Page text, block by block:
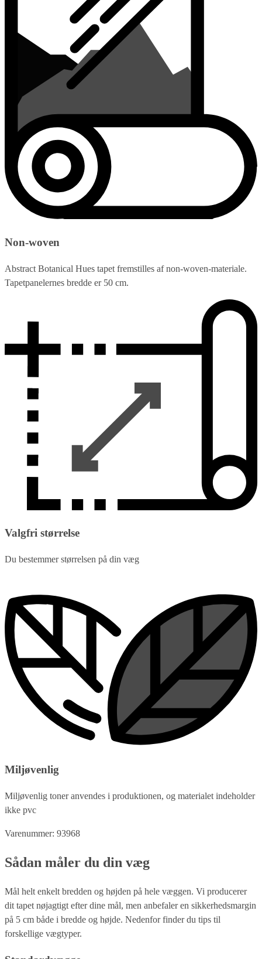
Non-woven
Abstract Botanical Hues tapet fremstilles af non-woven-materiale.
Tapetpanelernes bredde er 50 cm.
Valgfri størrelse
Du bestemmer størrelsen på din væg
Miljøvenlig
Miljøvenlig toner anvendes i produktionen, og materialet indeholder
ikke pvc
Varenummer: 93968
Sådan måler du din væg
Mål helt enkelt bredden og højden på hele væggen. Vi producerer
dit tapet nøjagtigt efter dine mål, men anbefaler en sikkerhedsmargin
på 5 cm både i bredde og højde. Nedenfor finder du tips til
forskellige vægtyper.